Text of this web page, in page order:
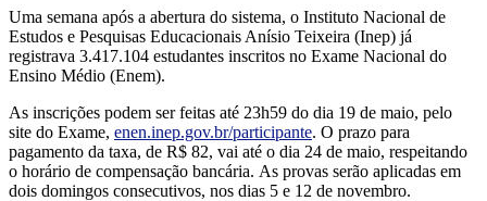
Uma semana após a abertura do sistema, o Instituto Nacional de
Estudos e Pesquisas Educacionais Anísio Teixeira (Inep) já
registrava 3.417.104 estudantes inscritos no Exame Nacional do
Ensino Médio (Enem).
As inscrições podem ser feitas até 23h59 do dia 19 de maio, pelo
site do Exame, enen.inep.gov.br/participante. O prazo para
pagamento da taxa, de R$ 82, vai até o dia 24 de maio, respeitando
o horário de compensação bancária. As provas serão aplicadas em
dois domingos consecutivos, nos dias 5 e 12 de novembro.